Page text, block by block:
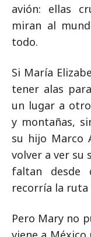
avión: ellas
miran al
todo.
Si María
tener alas
un lugar a
y montañas,
su hijo Marco
volver a ver su
faltan desde
recorría la
Pero Mary no